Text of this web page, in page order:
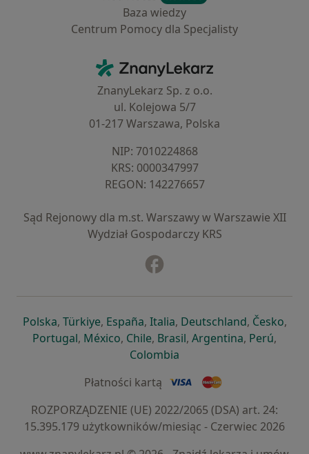
Baza wiedzy
Centrum Pomocy dla Specjalisty
ZnanyLekarz - Strona główna
ZnanyLekarz Sp. z o.o.
ul. Kolejowa 5/7
01-217 Warszawa, Polska
NIP: ⁠7010224868
KRS: ⁠0000347997
REGON: ⁠142276657
Sąd Rejonowy dla m.st. Warszawy w Warszawie XII
Wydział Gospodarczy KRS
Polskaotwiera się w nowej karcie
, Türkiyeotwiera się w nowej karcie
, Españaotwiera się w nowej karcie
, Italiaotwiera się w nowej
, Deutschlandotwiera się
, Česko,
Portugalotwiera się w nowej karcie
, Méxicootwiera się w nowej karcie
, Chileotwiera się w nowej karcie
, Brasilotwiera się w nowej
, Argentinaotwiera się
, Perú,
Colombia
Płatności kartą
ROZPORZĄDZENIE (UE) 2022/2065 (DSA) art. 24:
15.395.179 użytkowników/miesiąc - Czerwiec 2026